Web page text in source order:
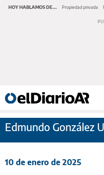
HOY HABLAMOS DE... Propiedad privada
Edmundo González
10 de enero de 2025